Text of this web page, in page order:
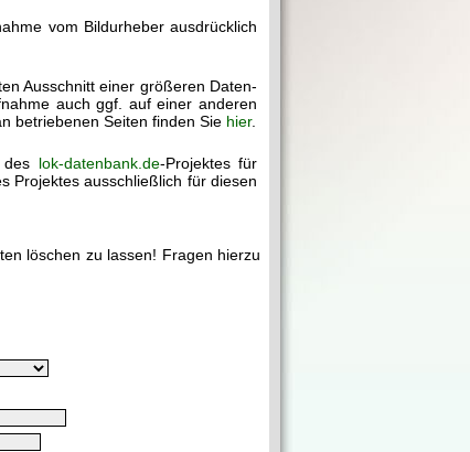
vom Bildurheber ausdrücklich
Ausschnitt einer größeren Daten-
auch ggf. auf einer anderen
betriebenen Seiten finden Sie hier.
lok-datenbank.de-Projektes für
Projektes ausschließlich für diesen
löschen zu lassen! Fragen hierzu